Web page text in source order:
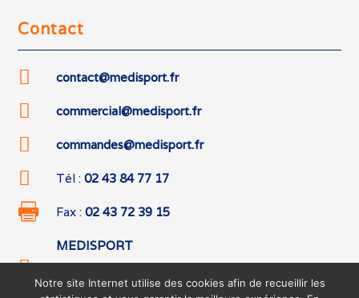
Contact
 contact@medisport.fr
 commercial@medisport.fr
 commandes@medisport.fr
 Tél : 02 43 84 77 17
 Fax : 02 43 72 39 15

MEDISPORT
542 boulevard des Hunaudières
72230 RUAUDIN
Notre site Internet utilise des cookies afin de recueillir les